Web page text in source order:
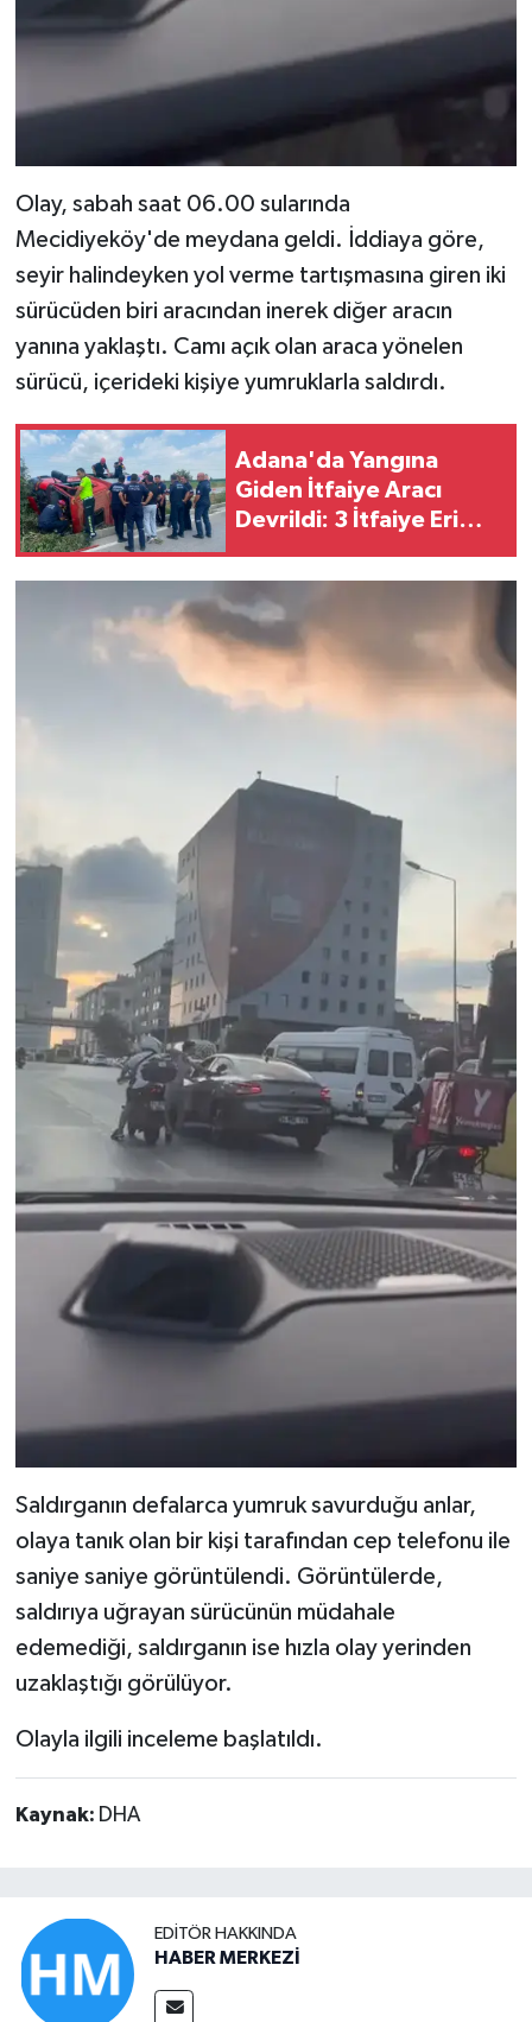
Olay, sabah saat 06.00 sularında
Mecidiyeköy'de meydana geldi. İddiaya göre,
seyir halindeyken yol verme tartışmasına giren iki
sürücüden biri aracından inerek diğer aracın
yanına yaklaştı. Camı açık olan araca yönelen
sürücü, içerideki kişiye yumruklarla saldırdı.
Adana'da Yangına
Giden İtfaiye Aracı
Devrildi: 3 İtfaiye Eri
Saldırganın defalarca yumruk savurduğu anlar,
olaya tanık olan bir kişi tarafından cep telefonu ile
saniye saniye görüntülendi. Görüntülerde,
saldırıya uğrayan sürücünün müdahale
edemediği, saldırganın ise hızla olay yerinden
uzaklaştığı görülüyor.
Olayla ilgili inceleme başlatıldı.
Kaynak: DHA
EDITÖR HAKKINDA
HABER MERKEZİ